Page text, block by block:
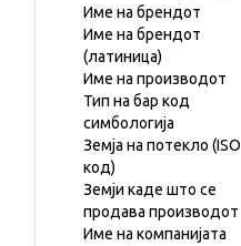
Име на брендот
Име на брендот
(латиница)
Име на производот
Тип на бар код
симбологија
Земја на потекло (ISO
код)
Земји каде што се
продава производот
Име на компанијата